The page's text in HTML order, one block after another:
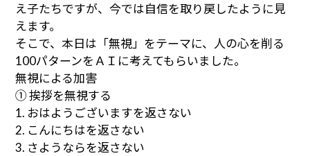
え子たちですが、今では自信を取り戻したように見
えます。
そこで、本日は「無視」をテーマに、人の心を削る
100パターンをＡＩに考えてもらいました。
無視による加害
① 挨拶を無視する
1. おはようございますを返さない
2. こんにちはを返さない
3. さようならを返さない